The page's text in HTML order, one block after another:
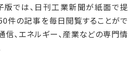
では、日刊工業新聞が紙面で提
件の記事を毎日閲覧することがで
信、エネルギー、産業などの専門情